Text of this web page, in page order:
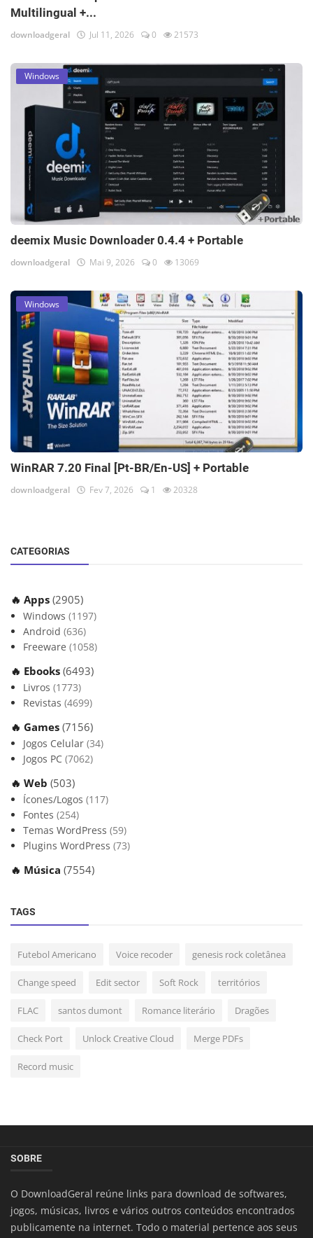
Multilingual +...
downloadgeral Jul 11, 2026 0 21573
Windows
deemix Music Downloader 0.4.4 + Portable
downloadgeral Mai 9, 2026 0 13069
Windows
WinRAR 7.20 Final [Pt-BR/En-US] + Portable
downloadgeral Fev 7, 2026 1 20328
CATEGORIAS
🔥 Apps (2905)
Windows (1197)
Android (636)
Freeware (1058)
🔥 Ebooks (6493)
Livros (1773)
Revistas (4699)
🔥 Games (7156)
Jogos Celular (34)
Jogos PC (7062)
🔥 Web (503)
Ícones/Logos (117)
Fontes (254)
Temas WordPress (59)
Plugins WordPress (73)
🔥 Música (7554)
TAGS
Futebol Americano Voice recoder genesis rock coletânea
Change speed Edit sector Soft Rock territórios
FLAC santos dumont Romance literário Dragões
Check Port Unlock Creative Cloud Merge PDFs
Record music
SOBRE
O DownloadGeral reúne links para download de softwares,
jogos, músicas, livros e vários outros conteúdos encontrados
publicamente na internet. Todo o material pertence aos seus